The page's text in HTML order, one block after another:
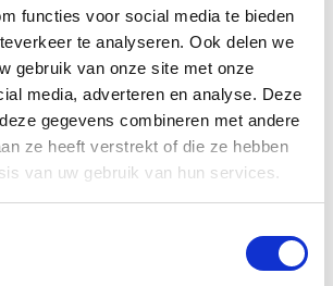
functies voor social media te bieden
te analyseren. Ook delen we
gebruik van onze site met onze
media, adverteren en analyse. Deze
gegevens combineren met andere
ze heeft verstrekt of die ze hebben
van uw gebruik van hun services.